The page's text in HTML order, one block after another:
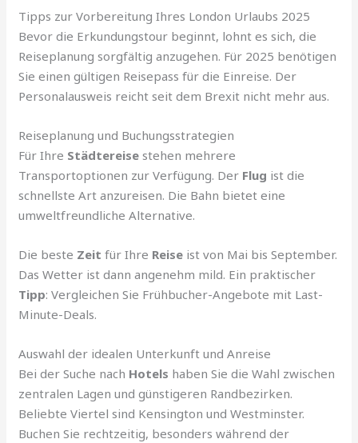
Tipps zur Vorbereitung Ihres London Urlaubs 2025
Bevor die Erkundungstour beginnt, lohnt es sich, die
Reiseplanung sorgfältig anzugehen. Für 2025 benötigen
Sie einen gültigen Reisepass für die Einreise. Der
Personalausweis reicht seit dem Brexit nicht mehr aus.
Reiseplanung und Buchungsstrategien
Für Ihre Städtereise stehen mehrere
Transportoptionen zur Verfügung. Der Flug ist die
schnellste Art anzureisen. Die Bahn bietet eine
umweltfreundliche Alternative.
Die beste Zeit für Ihre Reise ist von Mai bis September.
Das Wetter ist dann angenehm mild. Ein praktischer
Tipp: Vergleichen Sie Frühbucher-Angebote mit Last-
Minute-Deals.
Auswahl der idealen Unterkunft und Anreise
Bei der Suche nach Hotels haben Sie die Wahl zwischen
zentralen Lagen und günstigeren Randbezirken.
Beliebte Viertel sind Kensington und Westminster.
Buchen Sie rechtzeitig, besonders während der